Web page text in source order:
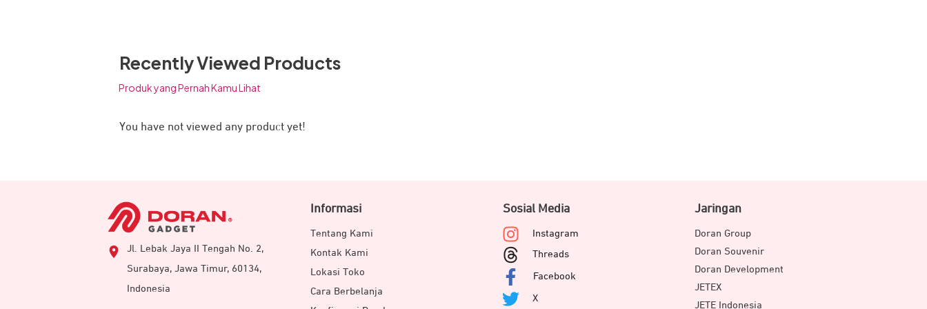
Recently Viewed Products
Produk yang Pernah Kamu Lihat
You have not viewed any product yet!
Jl. Lebak Jaya II Tengah No. 2,
Surabaya, Jawa Timur, 60134,
Indonesia
Informasi
Tentang Kami
Kontak Kami
Lokasi Toko
Cara Berbelanja
Sosial Media
Instagram
Threads
Facebook
X
Jaringan
Doran Group
Doran Souvenir
Doran Development
JETEX
JETE Indonesia